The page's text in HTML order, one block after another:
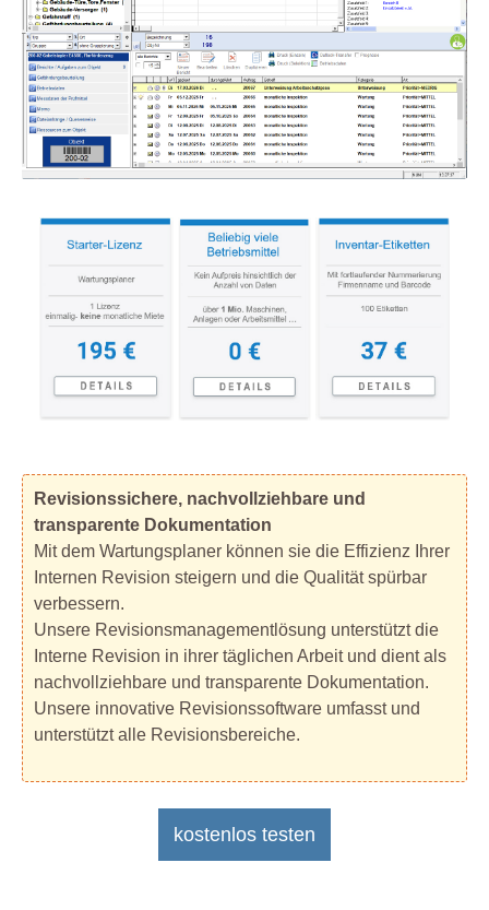
Revisionssichere, nachvollziehbare und
transparente Dokumentation
Mit dem Wartungsplaner können sie die Effizienz Ihrer
Internen Revision steigern und die Qualität spürbar
verbessern.
Unsere Revisionsmanagementlösung unterstützt die
Interne Revision in ihrer täglichen Arbeit und dient als
nachvollziehbare und transparente Dokumentation.
Unsere innovative Revisionssoftware umfasst und
unterstützt alle Revisionsbereiche.
kostenlos testen